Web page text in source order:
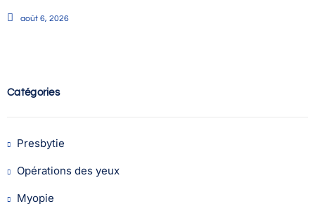
août 6, 2026
Catégories
Presbytie
Opérations des yeux
Myopie